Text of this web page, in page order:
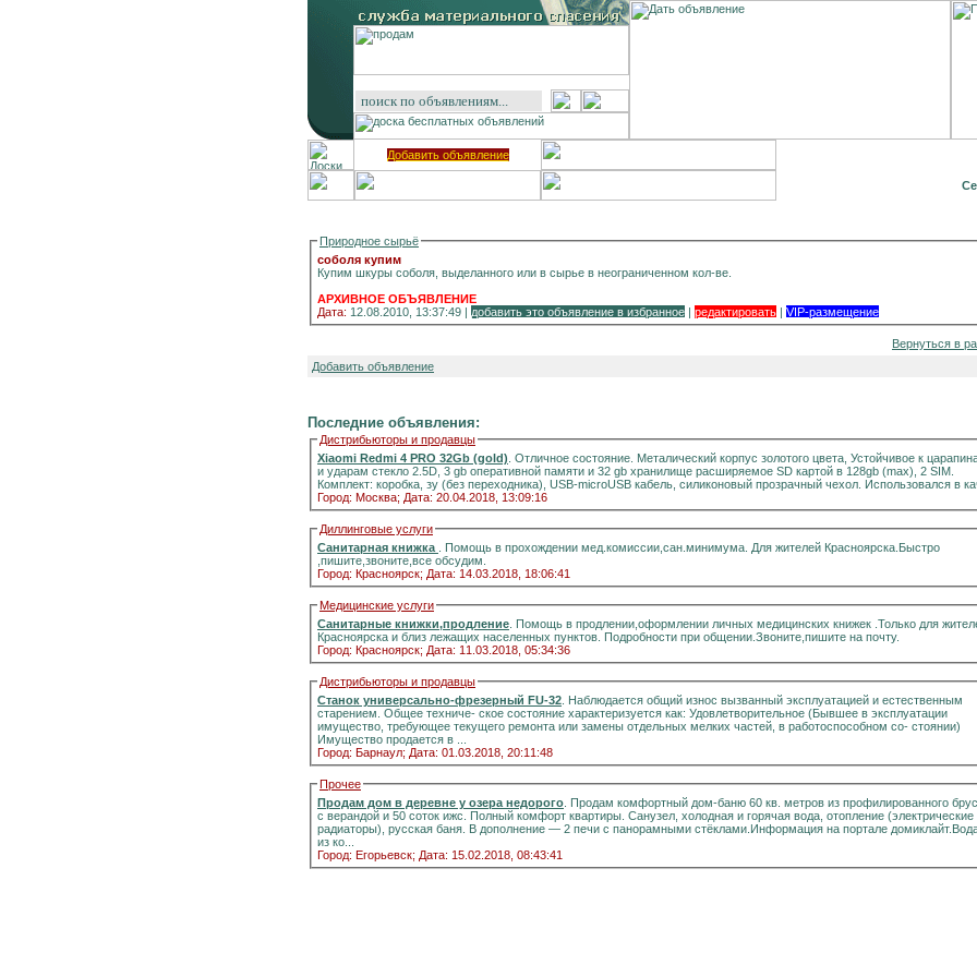
Добавить объявление
Природное сырьё
соболя купим
Купим шкуры соболя, выделанного или в сырье в неограниченном кол-ве.
АРХИВНОЕ ОБЪЯВЛЕНИЕ
Дата: 12.08.2010, 13:37:49 | добавить это объявление в избранное | редактировать | VIP-размещение
Вернуться в
Добавить объявление
Последние объявления:
Дистрибьюторы и продавцы
Xiaomi Redmi 4 PRO 32Gb (gold) . Отличное состояние. Металический корпус золотого цвета, Устойчивое к
и ударам стекло 2.5D, 3 gb оперативной памяти и 32 gb хранилище расширяемое SD картой в 128gb (max), 2 SIM.
Комплект: коробка, зу (без переходника), USB-microUSB кабель, силиконовый прозрачный чехол. Использовался в
Город: Москва; Дата: 20.04.2018, 13:09:16
Диллинговые услуги
Санитарная книжка
. Помощь в прохождении мед.комиссии,сан.минимума. Для жителей Красноярска.Быстро
,пишите,звоните,все обсудим.
Город: Красноярск; Дата: 14.03.2018, 18:06:41
Медицинские услуги
Санитарные книжки,продление . Помощь в продлении,оформлении личных медицинских книжек .Только для
Красноярска и близ лежащих населенных пунктов. Подробности при общении.Звоните,пишите на почту.
Город: Красноярск; Дата: 11.03.2018, 05:34:36
Дистрибьюторы и продавцы
Станок универсально-фрезерный FU-32 . Наблюдается общий износ вызванный эксплуатацией и естественным
старением. Общее техниче- ское состояние характеризуется как: Удовлетворительное (Бывшее в эксплуатации
имущество, требующее текущего ремонта или замены отдельных мелких частей, в работоспособном со- стоянии)
Имущество продается в ...
Город: Барнаул; Дата: 01.03.2018, 20:11:48
Прочее
Продам дом в деревне у озера недорого . Продам комфортный дом-баню 60 кв. метров из профилированного бруса
с верандой и 50 соток ижс. Полный комфорт квартиры. Санузел, холодная и горячая вода, отопление (электрические
радиаторы), русская баня. В дополнение — 2 печи с панорамными стёклами.Информация на портале домиклайт.Вода
из ко...
Город: Егорьевск; Дата: 15.02.2018, 08:43:41